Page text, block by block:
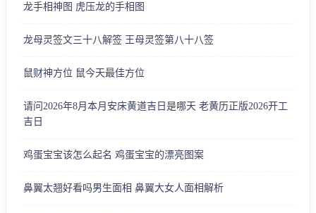
龙手相神图 虎压龙的手相图
龙母灵签文三十八解签 王母灵签第八十八签
鼠财神方位 鼠今天最佳方位
请问2026年8月本月安床黄道吉日是哪天 老黄历正版2026开工
吉日
鸡蛋宝宝该怎么起名 鸡蛋宝宝的漂亮图案
鼻翼太翘好看吗男生面相 鼻翼大女人面相解析